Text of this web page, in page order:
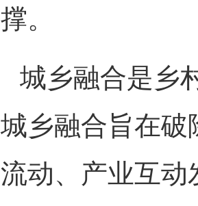
撑。
城乡融合是乡
城乡融合旨在破
流动、产业互动